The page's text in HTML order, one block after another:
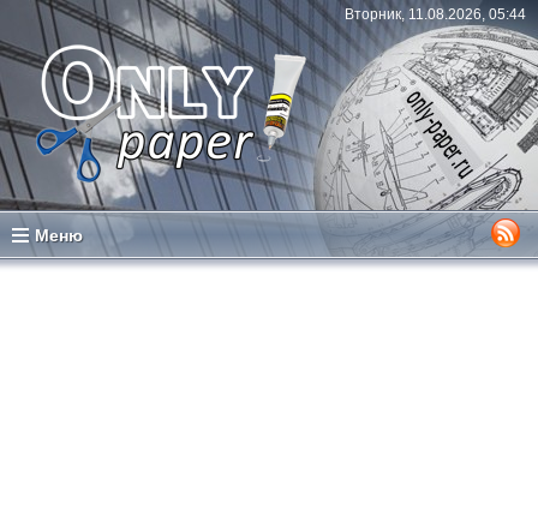
Вторник, 11.08.2026, 05:44
Меню